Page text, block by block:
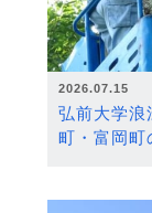
2026.07.15
弘前大学
町・富岡町